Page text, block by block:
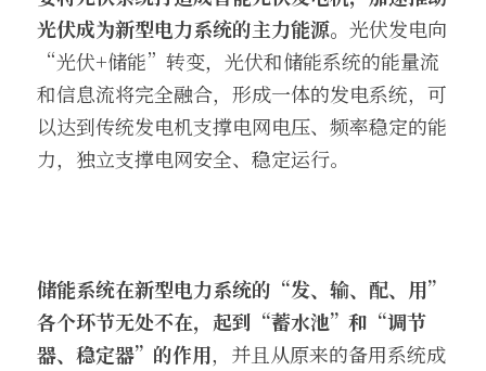
光伏成为新型电力系统的主力能源。 光伏发电向
“光伏+储能”转变，光伏和储能系统的能量流
和信息流将完全融合，形成一体的发电系统，可
以达到传统发电机支撑电网电压、频率稳定的能
力，独立支撑电网安全、稳定运行。
储能系统在新型电力系统的“发、输、配、用”
各个环节无处不在，起到“蓄水池”和“调节
器、稳定器”的作用，并且从原来的备用系统成